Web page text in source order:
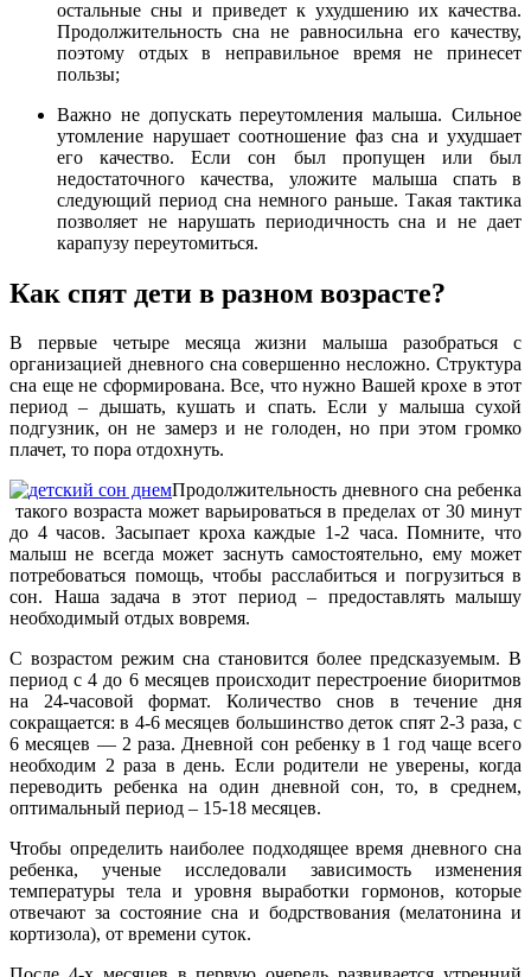
остальные сны и приведет к ухудшению их качества.
Продолжительность сна не равносильна его качеству,
поэтому отдых в неправильное время не принесет
пользы;
Важно не допускать переутомления малыша. Сильное
утомление нарушает соотношение фаз сна и ухудшает
его качество. Если сон был пропущен или был
недостаточного качества, уложите малыша спать в
следующий период сна немного раньше. Такая тактика
позволяет не нарушать периодичность сна и не дает
карапузу переутомиться.
Как спят дети в разном возрасте?
В первые четыре месяца жизни малыша разобраться с
организацией дневного сна совершенно несложно. Структура
сна еще не сформирована. Все, что нужно Вашей крохе в этот
период – дышать, кушать и спать. Если у малыша сухой
подгузник, он не замерз и не голоден, но при этом громко
плачет, то пора отдохнуть.
Продолжительность дневного сна ребенка
такого возраста может варьироваться в пределах от 30 минут
до 4 часов. Засыпает кроха каждые 1-2 часа. Помните, что
малыш не всегда может заснуть самостоятельно, ему может
потребоваться помощь, чтобы расслабиться и погрузиться в
сон. Наша задача в этот период – предоставлять малышу
необходимый отдых вовремя.
С возрастом режим сна становится более предсказуемым. В
период с 4 до 6 месяцев происходит перестроение биоритмов
на 24-часовой формат. Количество снов в течение дня
сокращается: в 4-6 месяцев большинство деток спят 2-3 раза, с
6 месяцев — 2 раза. Дневной сон ребенку в 1 год чаще всего
необходим 2 раза в день. Если родители не уверены, когда
переводить ребенка на один дневной сон, то, в среднем,
оптимальный период – 15-18 месяцев.
Чтобы определить наиболее подходящее время дневного сна
ребенка, ученые исследовали зависимость изменения
температуры тела и уровня выработки гормонов, которые
отвечают за состояние сна и бодрствования (мелатонина и
кортизола), от времени суток.